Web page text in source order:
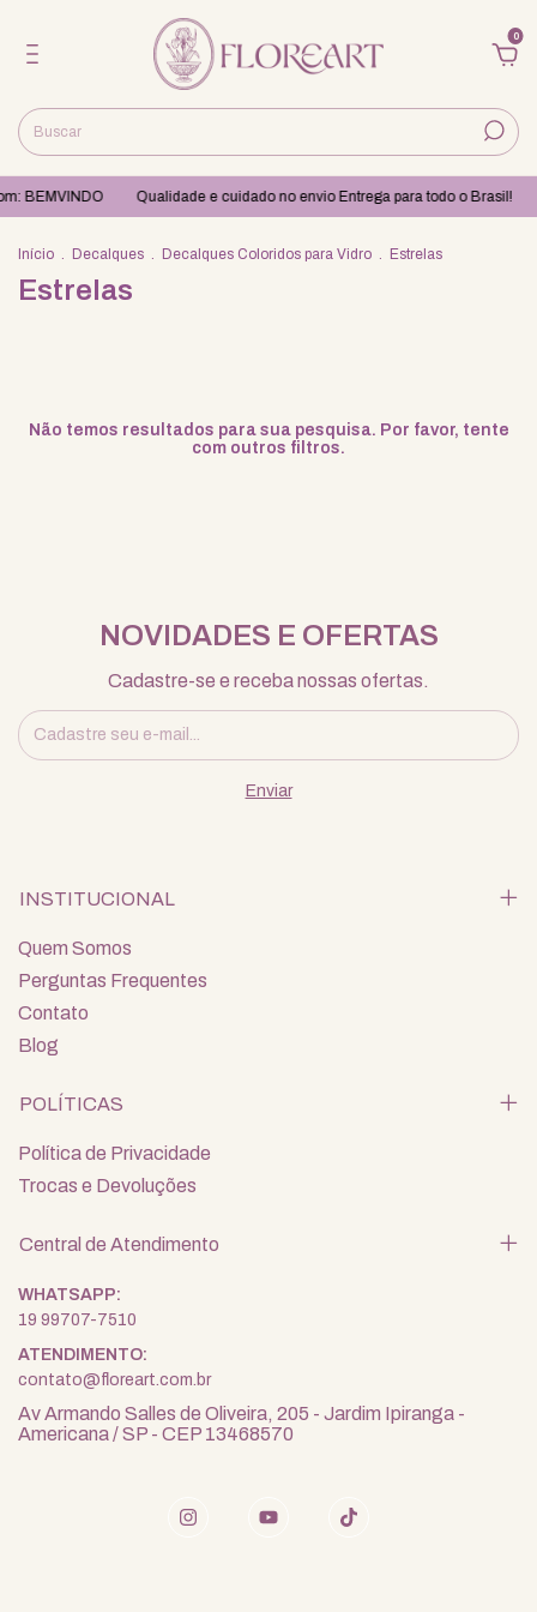
0
Qualidade e cuidado no envio Entrega para todo o Brasil!
Início . Decalques . Decalques Coloridos para Vidro . Estrelas
Estrelas
Não temos resultados para sua pesquisa. Por favor, tente
com outros filtros.
NOVIDADES E OFERTAS
Cadastre-se e receba nossas ofertas.
INSTITUCIONAL
Quem Somos
Perguntas Frequentes
Contato
Blog
POLÍTICAS
Política de Privacidade
Trocas e Devoluções
Central de Atendimento
19 99707-7510
contato@floreart.com.br
Av Armando Salles de Oliveira, 205 - Jardim Ipiranga -
Americana / SP - CEP 13468570